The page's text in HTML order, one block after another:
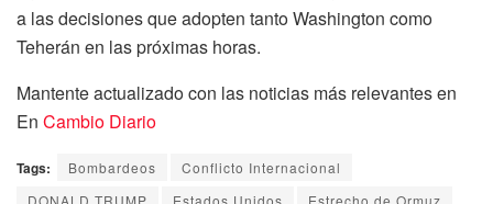
a las decisiones que adopten tanto Washington como
Teherán en las próximas horas.
Mantente actualizado con las noticias más relevantes en
En Cambio Diario
Tags: Bombardeos
Conflicto Internacional